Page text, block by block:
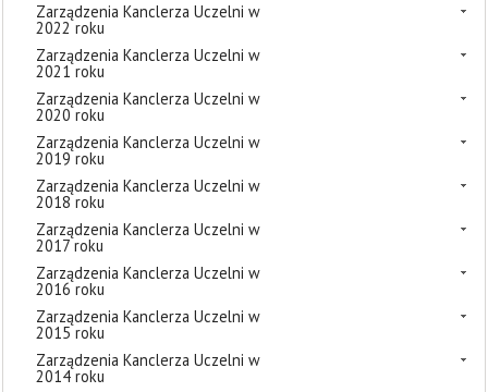
Zarządzenia Kanclerza Uczelni w
2022 roku
Zarządzenia Kanclerza Uczelni w
2021 roku
Zarządzenia Kanclerza Uczelni w
2020 roku
Zarządzenia Kanclerza Uczelni w
2019 roku
Zarządzenia Kanclerza Uczelni w
2018 roku
Zarządzenia Kanclerza Uczelni w
2017 roku
Zarządzenia Kanclerza Uczelni w
2016 roku
Zarządzenia Kanclerza Uczelni w
2015 roku
Zarządzenia Kanclerza Uczelni w
2014 roku